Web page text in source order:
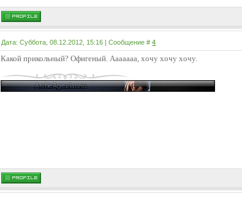
Дата: Суббота, 08.12.2012, 15:16 | Сообщение #4
Какой прикольный? Офигеный. Ааааааа, хочу хочу хочу.